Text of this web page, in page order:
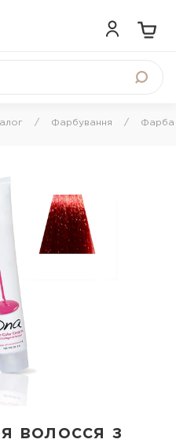
Фарбування Фарба
волосся з